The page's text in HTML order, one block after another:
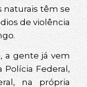
naturais têm se
de violência
a gente já vem
Polícia Federal,
na própria